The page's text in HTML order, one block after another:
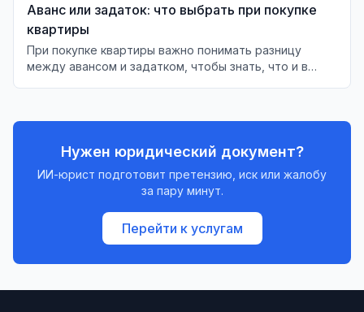
Аванс или задаток: что выбрать при покупке
квартиры
При покупке квартиры важно понимать разницу
между авансом и задатком, чтобы знать, что и в
Нужен юридический документ?
ИИ-юрист подготовит претензию, иск или жалобу
за пару минут.
Перейти к услугам